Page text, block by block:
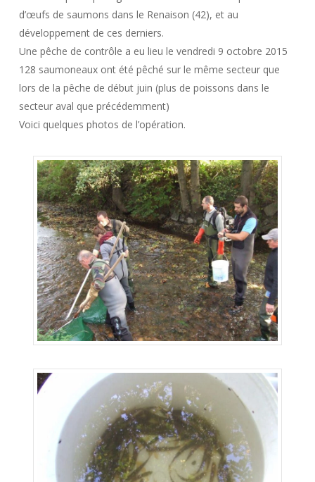
d’œufs de saumons dans le Renaison (42), et au
développement de ces derniers.
Une pêche de contrôle a eu lieu le vendredi 9 octobre 2015
128 saumoneaux ont été pêché sur le même secteur que
lors de la pêche de début juin (plus de poissons dans le
secteur aval que précédemment)
Voici quelques photos de l’opération.